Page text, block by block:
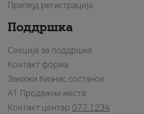
Припејд регистрација
Поддршка
Секција за поддршка
Контакт форма
Закажи бизнис состанок
A1 Продажни места
Контакт центар 077 1234